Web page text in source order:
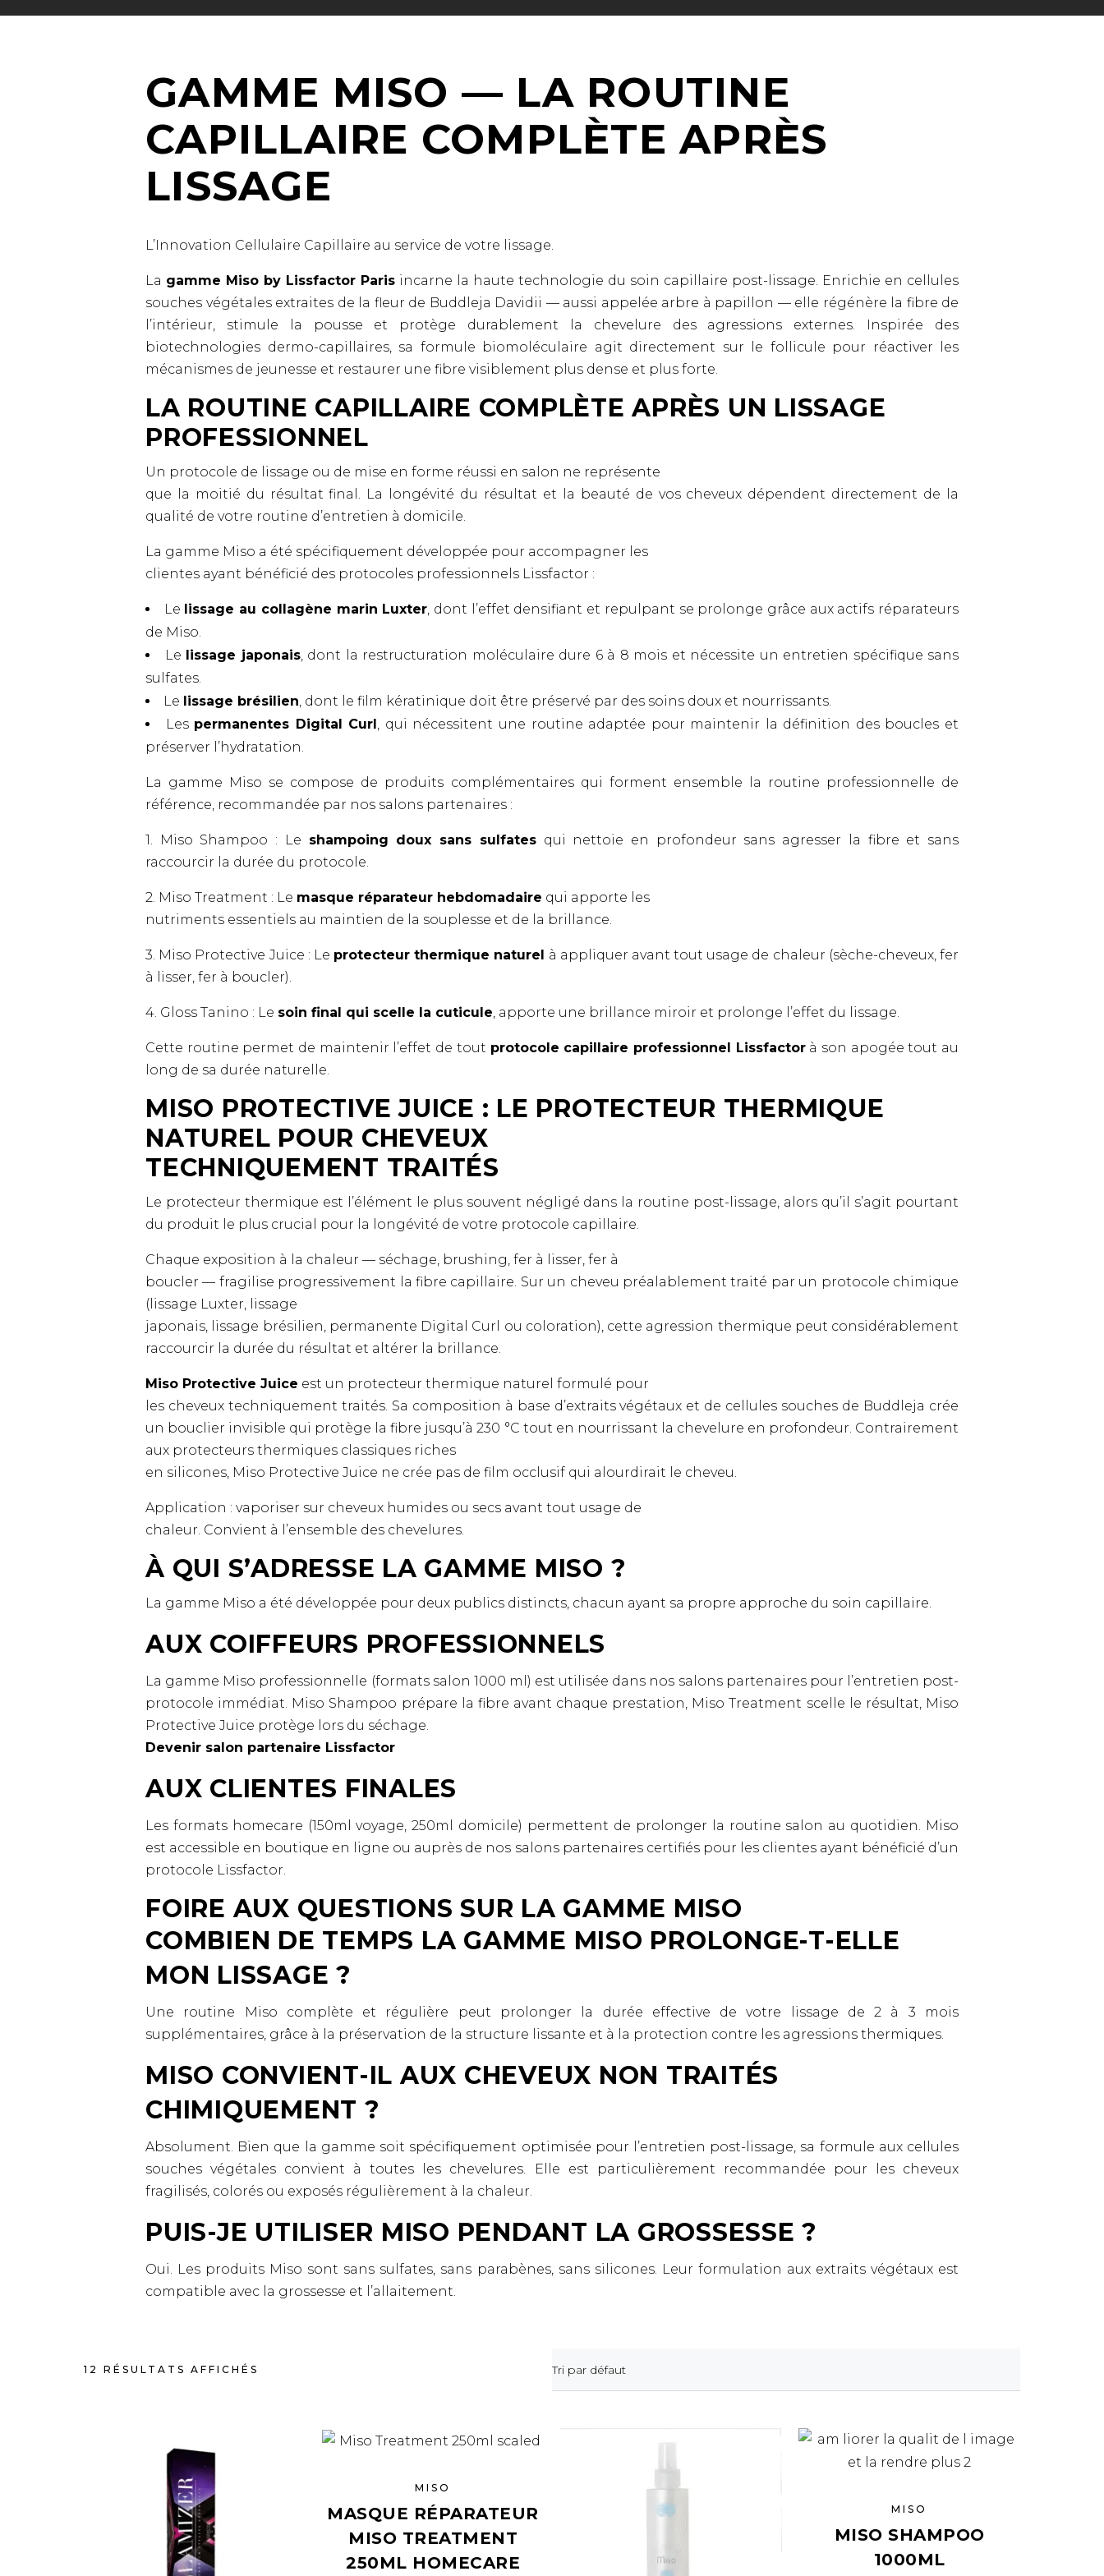
GAMME MISO — LA ROUTINE
CAPILLAIRE COMPLÈTE APRÈS
LISSAGE
L’Innovation Cellulaire Capillaire au service de votre lissage.
La gamme Miso by Lissfactor Paris incarne la haute technologie du soin capillaire post-lissage. Enrichie en cellules
souches végétales extraites de la fleur de Buddleja Davidii — aussi appelée arbre à papillon — elle régénère la fibre de
l’intérieur, stimule la pousse et protège durablement la chevelure des agressions externes. Inspirée des
biotechnologies dermo-capillaires, sa formule biomoléculaire agit directement sur le follicule pour réactiver les
mécanismes de jeunesse et restaurer une fibre visiblement plus dense et plus forte.
LA ROUTINE CAPILLAIRE COMPLÈTE APRÈS UN LISSAGE
PROFESSIONNEL
Un protocole de lissage ou de mise en forme réussi en salon ne représente
que la moitié du résultat final. La longévité du résultat et la beauté de vos cheveux dépendent directement de la
qualité de votre routine d’entretien à domicile.
La gamme Miso a été spécifiquement développée pour accompagner les
clientes ayant bénéficié des protocoles professionnels Lissfactor :
Le lissage au collagène marin Luxter, dont l’effet densifiant et repulpant se prolonge grâce aux actifs réparateurs
de Miso.
Le lissage japonais, dont la restructuration moléculaire dure 6 à 8 mois et nécessite un entretien spécifique sans
sulfates.
Le lissage brésilien, dont le film kératinique doit être préservé par des soins doux et nourrissants.
Les permanentes Digital Curl, qui nécessitent une routine adaptée pour maintenir la définition des boucles et
préserver l’hydratation.
La gamme Miso se compose de produits complémentaires qui forment ensemble la routine professionnelle de
référence, recommandée par nos salons partenaires :
1. Miso Shampoo : Le shampoing doux sans sulfatesqui nettoie en profondeur sans agresser la fibre et sans
raccourcir la durée du protocole.
2. Miso Treatment : Le masque réparateur hebdomadaire qui apporte les
nutriments essentiels au maintien de la souplesse et de la brillance.
3. Miso Protective Juice : Le protecteur thermique naturel à appliquer avant tout usage de chaleur (sèche-cheveux, fer
à lisser, fer à boucler).
4. Gloss Tanino : Le soin final qui scelle la cuticule, apporte une brillance miroir et prolonge l’effet du lissage.
Cette routine permet de maintenir l’effet de tout protocole capillaire professionnel Lissfactorà son apogée tout au
long de sa durée naturelle.
MISO PROTECTIVE JUICE : LE PROTECTEUR THERMIQUE
NATUREL POUR CHEVEUX
TECHNIQUEMENT TRAITÉS
Le protecteur thermique est l’élément le plus souvent négligé dans la routine post-lissage, alors qu’il s’agit pourtant
du produit le plus crucial pour la longévité de votre protocole capillaire.
Chaque exposition à la chaleur — séchage, brushing, fer à lisser, fer à
boucler — fragilise progressivement la fibre capillaire. Sur un cheveu préalablement traité par un protocole chimique
(lissage Luxter, lissage
japonais, lissage brésilien, permanente Digital Curl ou coloration), cette agression thermique peut considérablement
raccourcir la durée du résultat et altérer la brillance.
Miso Protective Juice est un protecteur thermique naturel formulé pour
les cheveux techniquement traités. Sa composition à base d’extraits végétaux et de cellules souches de Buddleja crée
un bouclier invisible qui protège la fibre jusqu’à 230 °C tout en nourrissant la chevelure en profondeur. Contrairement
aux protecteurs thermiques classiques riches
en silicones, Miso Protective Juice ne crée pas de film occlusif qui alourdirait le cheveu.
Application : vaporiser sur cheveux humides ou secs avant tout usage de
chaleur. Convient à l’ensemble des chevelures.
À QUI S’ADRESSE LA GAMME MISO ?
La gamme Miso a été développée pour deux publics distincts, chacun ayant sa propre approche du soin capillaire.
AUX COIFFEURS PROFESSIONNELS
La gamme Miso professionnelle (formats salon 1000 ml) est utilisée dans nos salons partenaires pour l’entretien post-
protocole immédiat. Miso Shampoo prépare la fibre avant chaque prestation, Miso Treatment scelle le résultat, Miso
Protective Juice protège lors du séchage.
Devenir salon partenaire Lissfactor
AUX CLIENTES FINALES
Les formats homecare (150ml voyage, 250ml domicile) permettent de prolonger la routine salon au quotidien. Miso
est accessible en boutique en ligne ou auprès de nos salons partenaires certifiés pour les clientes ayant bénéficié d’un
protocole Lissfactor.
FOIRE AUX QUESTIONS SUR LA GAMME MISO
COMBIEN DE TEMPS LA GAMME MISO PROLONGE-T-ELLE
MON LISSAGE ?
Une routine Miso complète et régulière peut prolonger la durée effective de votre lissage de 2 à 3 mois
supplémentaires, grâce à la préservation de la structure lissante et à la protection contre les agressions thermiques.
MISO CONVIENT-IL AUX CHEVEUX NON TRAITÉS
CHIMIQUEMENT ?
Absolument. Bien que la gamme soit spécifiquement optimisée pour l’entretien post-lissage, sa formule aux cellules
souches végétales convient à toutes les chevelures. Elle est particulièrement recommandée pour les cheveux
fragilisés, colorés ou exposés régulièrement à la chaleur.
PUIS-JE UTILISER MISO PENDANT LA GROSSESSE ?
Oui. Les produits Miso sont sans sulfates, sans parabènes, sans silicones. Leur formulation aux extraits végétaux est
compatible avec la grossesse et l’allaitement.
12 RÉSULTATS AFFICHÉS Tri par défaut
MISO
MASQUE RÉPARATEUR
MISO TREATMENT
250ML HOMECARE
MISO
MISO SHAMPOO
1000ML